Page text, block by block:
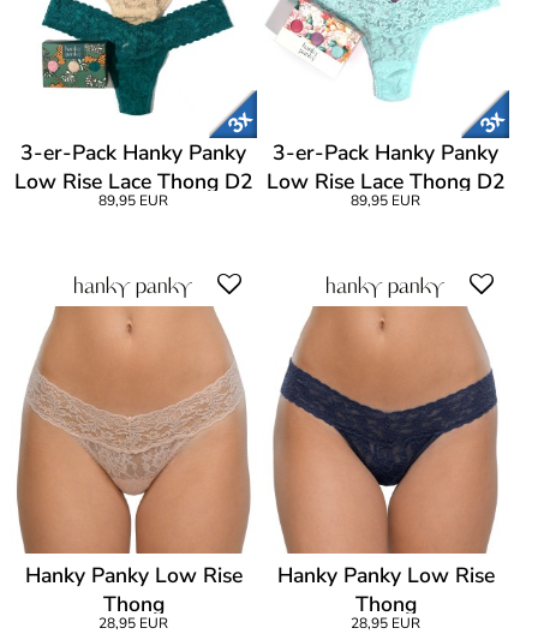
3-er-Pack Hanky Panky
Low Rise Lace Thong D2
89,95 EUR
3-er-Pack Hanky Panky
Low Rise Lace Thong D2
89,95 EUR
Hanky Panky Low Rise
Thong
28,95 EUR
Hanky Panky Low Rise
Thong
28,95 EUR